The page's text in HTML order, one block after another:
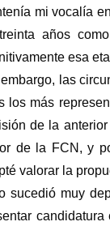
mi vocalía
años
esa
las
los más
de la
de la FCN, y
valorar la
sucedió muy